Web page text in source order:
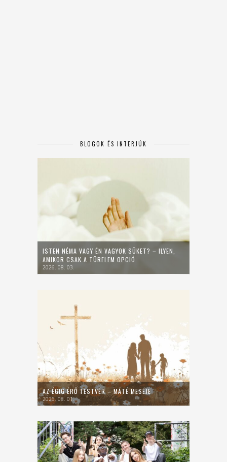
BLOGOK ÉS INTERJÚK
ISTEN NÉMA VAGY ÉN VAGYOK SÜKET? – ILYEN,
AMIKOR CSAK A TÜRELEM OPCIÓ
2026. 08. 03.
AZ ÉGIG ÉRŐ TESTVÉR – MÁTÉ MESÉJE
2026. 08. 01.